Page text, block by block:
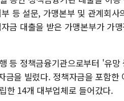
등 설문, 가맹본부 및 관계회사
금 대출을 받은 가맹본부가 가
등 정책금융기관으로부터 '유
을 빌렸다. 정책자금을 포함한
한 14개 대부업체로 들어갔다.